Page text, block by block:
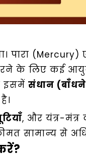
पारा
के लिए कई
इसमें संधान
, और यंत्र-मंत्र
सामान्य से